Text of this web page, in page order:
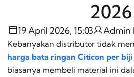
2026
19 April 2026, 15:03 Admin
Kebanyakan distributor tidak
harga bata ringan Citicon per biji
biasanya membeli material ini